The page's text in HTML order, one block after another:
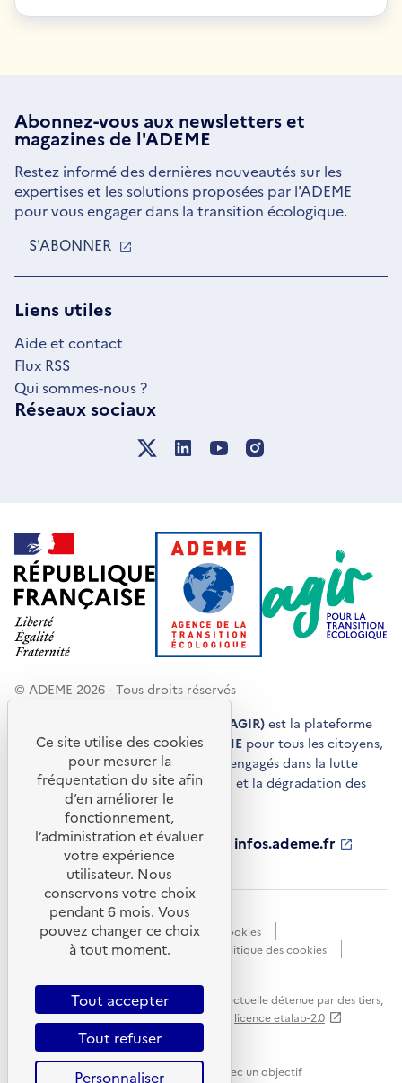
Abonnez-vous aux newsletterset
magazines de l'ADEME
Restez informé des dernières nouveautés sur les
expertises et les solutions proposées par l'ADEME
pour vous engager dans la transition écologique.
S'ABONNER
UNE
Liens utiles
Aide et contact
Flux RSS
Qui sommes-nous ?
Réseaux sociaux
© ADEME 2026 - Tous droits réservés
Agir pour la transition écologique (AGIR) est la plateforme
de conseils et de services de l'ADEME pour tous les citoyens,
acteurs économiques et territoires engagés dans la lutte
contre le réchauffement climatique et la dégradation des
ressources.
ademe.fr
S'ouvre
nouvelle
fenêtre
librairie.ademe.fr
S'ouvre
dans
une
nouvelle
fenêtre
infos.ademe.fr
S'ouvre
nouvelle
ademe.fr/presse
S'ouvre
nouvelle
fenêtre
Accessibilité : non conforme
Données personnelles
Gestion des cookies
Mentions légales
Plan du site
Politique des cookies
dans
nouvelle
Sauf mention explicite de propriété intellectuelle détenue par des tiers,
les contenus de ce site sont proposés sous licence etalab-2.0
Ce site internet est pensé et développé avec un objectif
Ce site utilise des cookies
pour mesurer la
fréquentation du site afin
d’en améliorer le
fonctionnement,
l’administration et évaluer
votre expérience
utilisateur. Nous
conservons votre choix
pendant 6 mois. Vous
pouvez changer ce choix
à tout moment.
Tout accepter
Tout refuser
Personnaliser